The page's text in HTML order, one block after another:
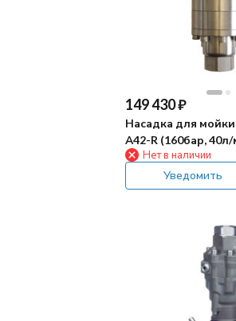
149 430₽
Насадка для мойки
А42-R (160бар,
гидропривод)
Нет в наличии
Уведомить